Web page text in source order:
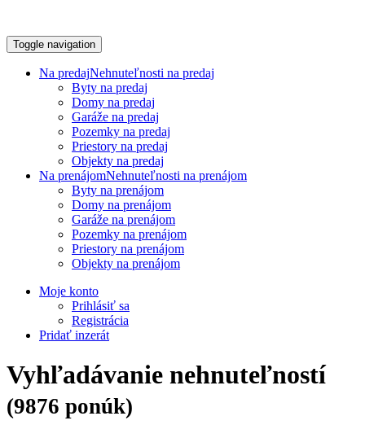
Toggle navigation
Na predajNehnuteľnosti na predaj
Byty na predaj
Domy na predaj
Garáže na predaj
Pozemky na predaj
Priestory na predaj
Objekty na predaj
Na prenájomNehnuteľnosti na prenájom
Byty na prenájom
Domy na prenájom
Garáže na prenájom
Pozemky na prenájom
Priestory na prenájom
Objekty na prenájom
Moje konto
Prihlásiť sa
Registrácia
Pridať inzerát
Vyhľadávanie nehnuteľností
(9876 ponúk)